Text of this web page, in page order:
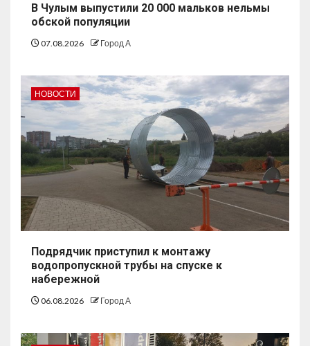
В Чулым выпустили 20 000 мальков нельмы
обской популяции
07.08.2026 Город А
НОВОСТИ
Подрядчик приступил к монтажу
водопропускной трубы на спуске к
набережной
06.08.2026 Город А